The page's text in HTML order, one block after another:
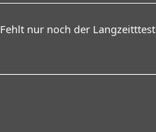
Fehlt nur noch der Langzeitttest